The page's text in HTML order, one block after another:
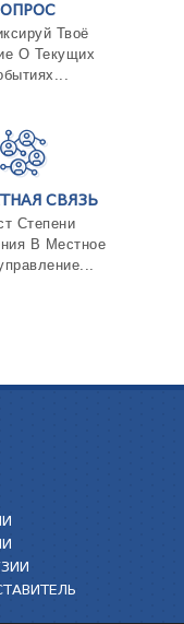
ОПРОС
Твоё
О Текущих
СВЯЗЬ
Степени
В Местное